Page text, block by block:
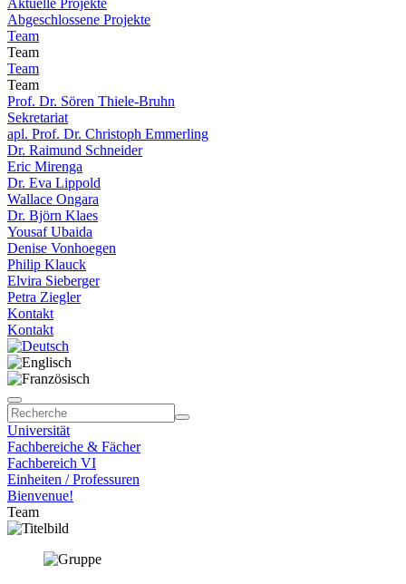
Aktuelle Projekte
Abgeschlossene Projekte
Team
Team
Team
Team
Prof. Dr. Sören Thiele-Bruhn
Sekretariat
apl. Prof. Dr. Christoph Emmerling
Dr. Raimund Schneider
Eric Mirenga
Dr. Eva Lippold
Wallace Ongara
Dr. Björn Klaes
Yousaf Ubaida
Denise Vonhoegen
Philip Klauck
Elvira Sieberger
Petra Ziegler
Kontakt
Kontakt
Universität
Fachbereiche & Fächer
Fachbereich VI
Einheiten / Professuren
Bienvenue!
Team